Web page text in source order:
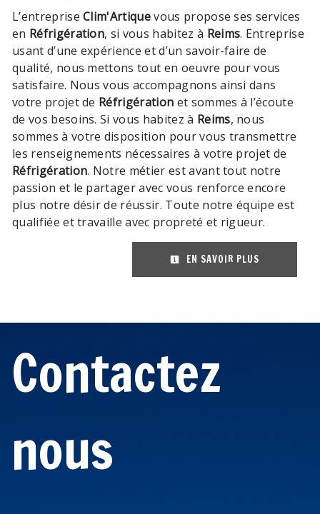
L’entrepriseClim'Artiquevous propose ses services
en Réfrigération, si vous habitez à Reims. Entreprise
usant d’une expérience et d’un savoir-faire de
qualité, nous mettons tout en oeuvre pour vous
satisfaire. Nous vous accompagnons ainsi dans
votre projet de Réfrigération et sommes à l’écoute
de vos besoins. Si vous habitez à Reims, nous
sommes à votre disposition pour vous transmettre
les renseignements nécessaires à votre projet de
Réfrigération. Notre métier est avant tout notre
passion et le partager avec vous renforce encore
plus notre désir de réussir. Toute notre équipe est
qualifiée et travaille avec propreté et rigueur.
EN SAVOIR PLUS
Contactez
nous